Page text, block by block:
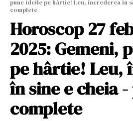
pune ideile pe hârtie! Leu, încrederea în
complete
Horoscop 27
2025: Gemeni,
pe hârtie! Leu,
în sine e cheia
complete